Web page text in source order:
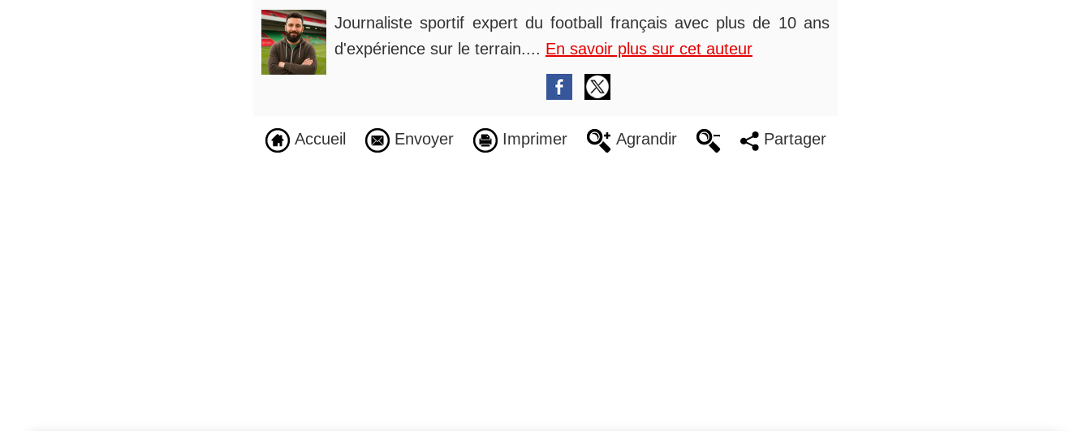
Journaliste sportif expert du football français avec plus de 10 ans
d'expérience sur le terrain.... En savoir plus sur cet auteur
Accueil Envoyer Imprimer Agrandir Partager